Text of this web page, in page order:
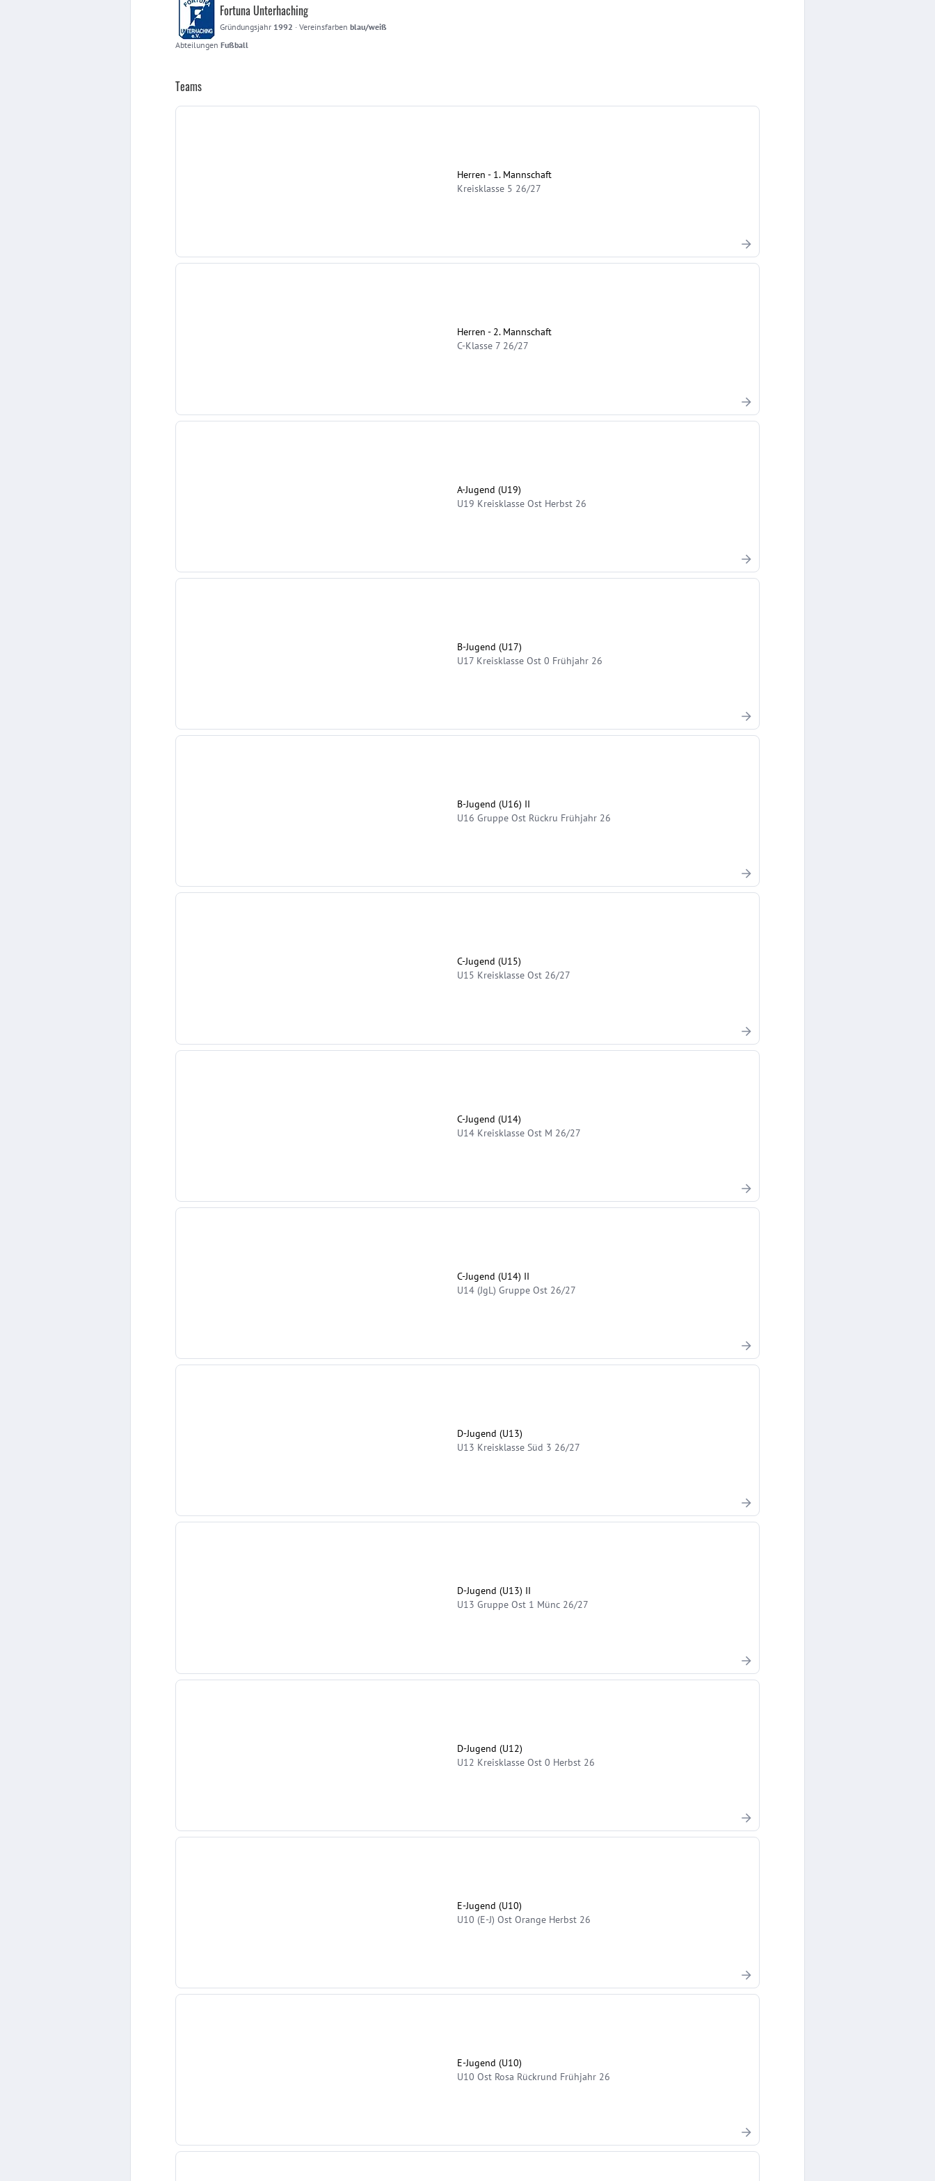
Fortuna Unterhaching
Gründungsjahr 1992 · Vereinsfarben blau/weiß
Abteilungen Fußball
Teams
Herren - 1. Mannschaft
Kreisklasse 5 26/27
Herren - 2. Mannschaft
C-Klasse 7 26/27
A-Jugend (U19)
U19 Kreisklasse Ost Herbst 26
B-Jugend (U17)
U17 Kreisklasse Ost 0 Frühjahr 26
B-Jugend (U16) II
U16 Gruppe Ost Rückru Frühjahr 26
C-Jugend (U15)
U15 Kreisklasse Ost 26/27
C-Jugend (U14)
U14 Kreisklasse Ost M 26/27
C-Jugend (U14) II
U14 (JgL) Gruppe Ost 26/27
D-Jugend (U13)
U13 Kreisklasse Süd 3 26/27
D-Jugend (U13) II
U13 Gruppe Ost 1 Münc 26/27
D-Jugend (U12)
U12 Kreisklasse Ost 0 Herbst 26
E-Jugend (U10)
U10 (E-J) Ost Orange Herbst 26
E-Jugend (U10)
U10 Ost Rosa Rückrund Frühjahr 26